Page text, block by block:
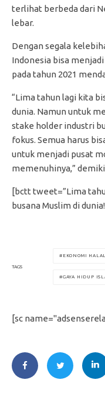
terlihat berbeda dari
lebar.
Dengan segala
Indonesia bisa
pada tahun 2021
“Lima tahun lagi kita
dunia. Namun untuk
stake holder industri
fokus. Semua harus
untuk menjadi pusat
memenuhinya,”
[bctt tweet=”Lima
busana Muslim di
TAGS
EKONOMI HALAL
GAYA HIDUP
[sc